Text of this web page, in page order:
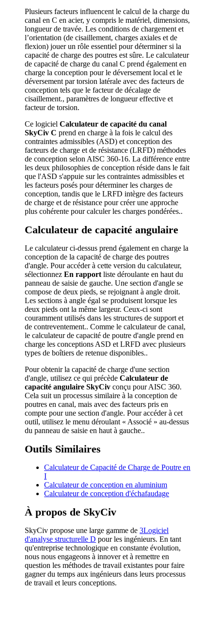
Plusieurs facteurs influencent le calcul de la charge du
canal en C en acier, y compris le matériel, dimensions,
longueur de travée. Les conditions de chargement et
l’orientation (de cisaillement, charges axiales et de
flexion) jouer un rôle essentiel pour déterminer si la
capacité de charge des poutres est sûre. Le calculateur
de capacité de charge du canal C prend également en
charge la conception pour le déversement local et le
déversement par torsion latérale avec des facteurs de
conception tels que le facteur de décalage de
cisaillement., paramètres de longueur effective et
facteur de torsion.
Ce logicielCalculateur de capacité du canal
SkyCiv C prend en charge à la fois le calcul des
contraintes admissibles (ASD) et conception des
facteurs de charge et de résistance (LRFD) méthodes
de conception selon AISC 360-16. La différence entre
les deux philosophies de conception réside dans le fait
que l'ASD s'appuie sur les contraintes admissibles et
les facteurs posés pour déterminer les charges de
conception, tandis que le LRFD intègre des facteurs
de charge et de résistance pour créer une approche
plus cohérente pour calculer les charges pondérées..
Calculateur de capacité angulaire
Le calculateur ci-dessus prend également en charge la
conception de la capacité de charge des poutres
d'angle. Pour accéder à cette version du calculateur,
sélectionnezEn rapport liste déroulante en haut du
panneau de saisie de gauche. Une section d'angle se
compose de deux pieds, se rejoignant à angle droit.
Les sections à angle égal se produisent lorsque les
deux pieds ont la même largeur. Ceux-ci sont
couramment utilisés dans les structures de support et
de contreventement.. Comme le calculateur de canal,
le calculateur de capacité de poutre d'angle prend en
charge les conceptions ASD et LRFD avec plusieurs
types de boîtiers de retenue disponibles..
Pour obtenir la capacité de charge d'une section
d'angle, utilisez ce qui précèdeCalculateur de
capacité angulaire SkyCivconçu pour AISC 360.
Cela suit un processus similaire à la conception de
poutres en canal, mais avec des facteurs pris en
compte pour une section d'angle. Pour accéder à cet
outil, utilisez le menu déroulant « Associé » au-dessus
du panneau de saisie en haut à gauche..
Outils Similaires
Calculateur de Capacité de Charge de Poutre en
I
Calculateur de conception en aluminium
Calculateur de conception d'échafaudage
À propos de SkyCiv
SkyCiv propose une large gamme de3Logiciel
d'analyse structurelle D pour les ingénieurs. En tant
qu'entreprise technologique en constante évolution,
nous nous engageons à innover et à remettre en
question les méthodes de travail existantes pour faire
gagner du temps aux ingénieurs dans leurs processus
de travail et leurs conceptions.